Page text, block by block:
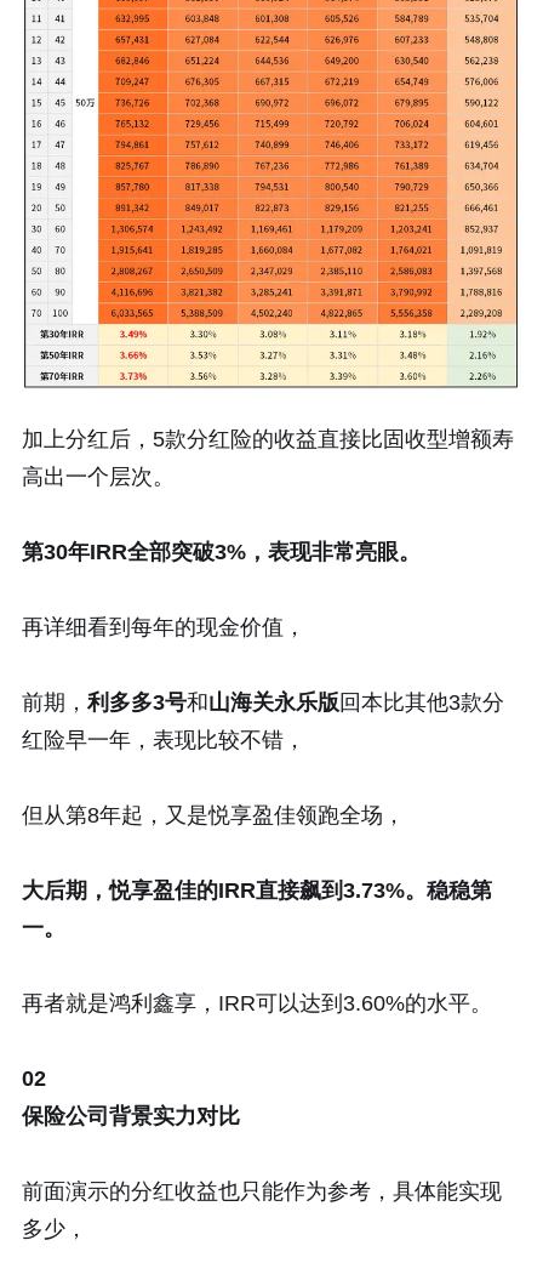
加上分红后，5款分红险的收益直接比固收型增额寿
高出一个层次。
第30年IRR全部突破3%，表现非常亮眼。
再详细看到每年的现金价值，
前期， 利多多3号和山海关永乐版 回本比其他3款分
红险早一年，表现比较不错，
但从第8年起，又是悦享盈佳领跑全场，
大后期，悦享盈佳的IRR直接飙到3.73%。稳稳第
一。
再者就是鸿利鑫享，IRR可以达到3.60%的水平。
02
保险公司背景实力对比
前面演示的分红收益也只能作为参考，具体能实现
多少，